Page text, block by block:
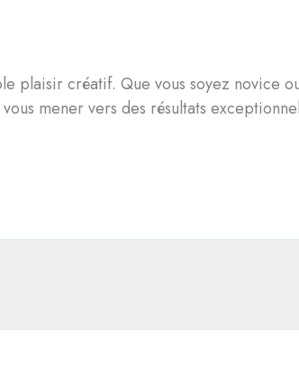
plaisir créatif. Que vous soyez novice
mener vers des résultats